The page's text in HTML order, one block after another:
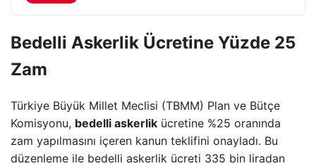
Bedelli Askerlik Ücretine Yüzde 25
Zam
Türkiye Büyük Millet Meclisi (TBMM) Plan ve Bütçe
Komisyonu, bedelli askerlik ücretine %25 oranında
zam yapılmasını içeren kanun teklifini onayladı. Bu
düzenleme ile bedelli askerlik ücreti 335 bin liradan